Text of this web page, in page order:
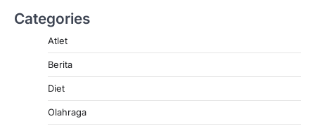
Categories
Atlet
Berita
Diet
Olahraga